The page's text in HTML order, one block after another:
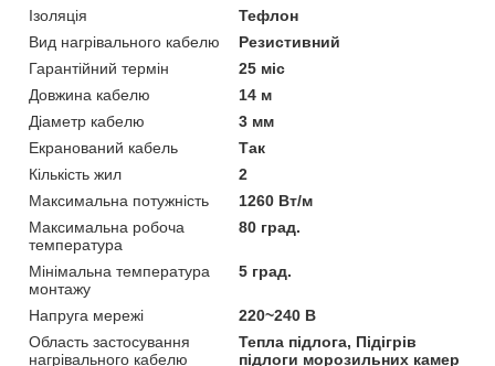
Ізоляція
Тефлон
Вид нагрівального кабелю
Резистивний
Гарантійний термін
25 міс
Довжина кабелю
14 м
Діаметр кабелю
3 мм
Екранований кабель
Так
Кількість жил
2
Максимальна потужність
1260 Вт/м
Максимальна робоча
температура
80 град.
Мінімальна температура
монтажу
5 град.
Напруга мережі
220~240 В
Область застосування
нагрівального кабелю
Тепла підлога, Підігрів
підлоги морозильних камер